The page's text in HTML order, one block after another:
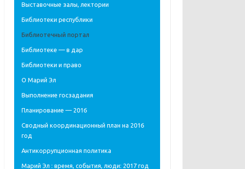
Выставочные залы, лектории
Библиотеки республики
Библиотечный портал
Библиотеке — в дар
Библиотеки и право
О Марий Эл
Выполнение госзадания
Планирование — 2016
Сводный координационный план на 2016
год
Антикоррупционная политика
Марий Эл : время, события, люди: 2017 год